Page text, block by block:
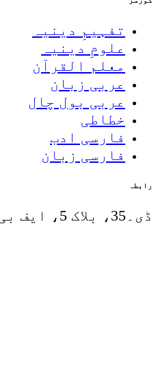
تفہیمِ دینیہ
علومِ دینیہ
معلم القرآن
عربی زبان
عربی بول چال
خطاطی
فارسی ادب
فارسی زبان
رابطہ
ڈی۔35، بلاک 5، ایف بی ایریا، کراچی